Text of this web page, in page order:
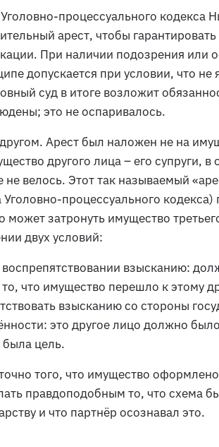
процессуального кодекса
арест, чтобы
При наличии подозрения или
допускается при условии, что не
суд в итоге возложит
это не оспаривалось.
Арест был наложен не на
другого лица – его супруги,
не велось. Этот так называемый
Уголовно-процессуального
может затронуть имущество
двух условий:
взысканию:
что имущество перешло к этому
взысканию со стороны
это другое лицо должно
была цель.
того, что имущество
правдоподобным то, что схема
и что партнёр осознавал это.